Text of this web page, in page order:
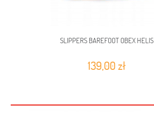
SLIPPERS BAREFOOT OBEX HELIS
139,00 zł